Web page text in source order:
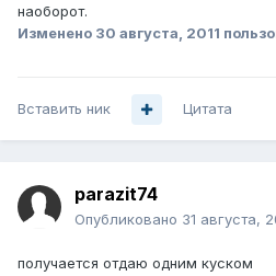
наоборот.
Изменено 30 августа, 2011
Вставить ник Цитата
parazit74
Опубликовано 31 августа,
получается отдаю одним куском